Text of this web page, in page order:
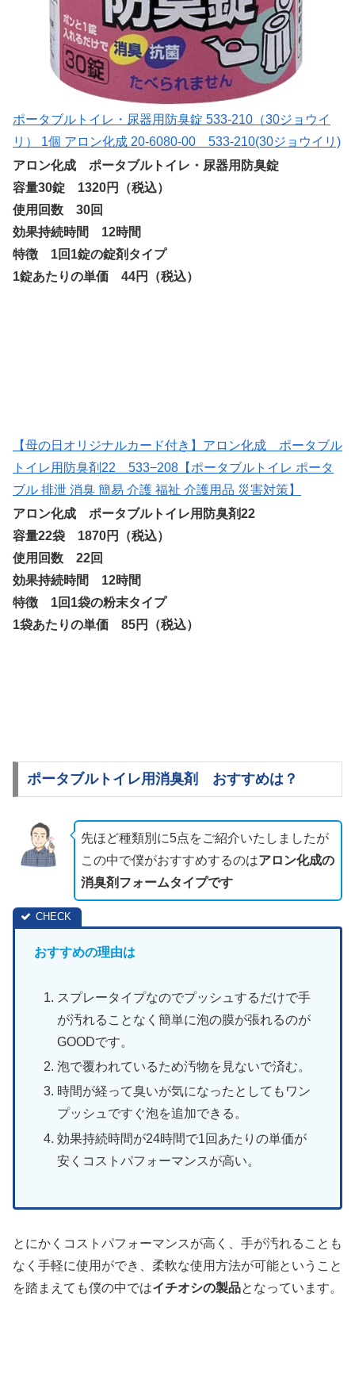
ポータブルトイレ・尿器用防臭錠 533-210（30ジョウイ
リ） 1個 アロン化成 20-6080-00 533-210(30ジョウイリ)
アロン化成 ポータブルトイレ・尿器用防臭錠
容量30錠 1320円（税込）
使用回数 30回
効果持続時間 12時間
特徴 1回1錠の錠剤タイプ
1錠あたりの単価 44円（税込）
【母の日オリジナルカード付き】アロン化成 ポータブル
トイレ用防臭剤22 533−208【ポータブルトイレ ポータ
ブル 排泄 消臭 簡易 介護 福祉 介護用品 災害対策】
アロン化成 ポータブルトイレ用防臭剤22
容量22袋 1870円（税込）
使用回数 22回
効果持続時間 12時間
特徴 1回1袋の粉末タイプ
1袋あたりの単価 85円（税込）
ポータブルトイレ用消臭剤 おすすめは？
先ほど種類別に5点をご紹介いたしましたが
この中で僕がおすすめするのはアロン化成の
消臭剤フォームタイプです
おすすめの理由は
スプレータイプなのでプッシュするだけで手
が汚れることなく簡単に泡の膜が張れるのが
GOODです。
泡で覆われているため汚物を見ないで済む。
時間が経って臭いが気になったとしてもワン
プッシュですぐ泡を追加できる。
効果持続時間が24時間で1回あたりの単価が
安くコストパフォーマンスが高い。
とにかくコストパフォーマンスが高く、手が汚れることも
なく手軽に使用ができ、柔軟な使用方法が可能ということ
を踏まえても僕の中ではイチオシの製品となっています。